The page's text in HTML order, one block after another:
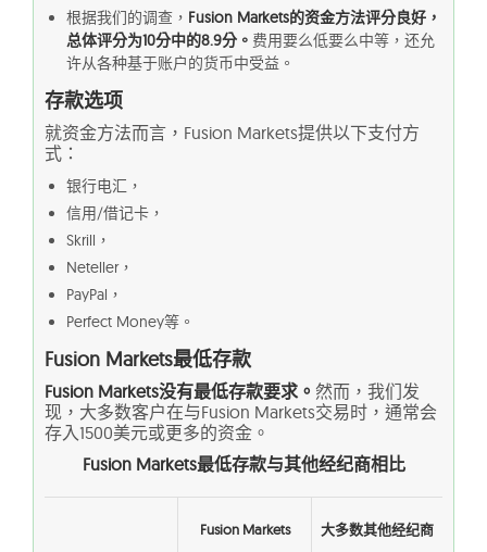
根据我们的调查， Fusion Markets的资金方法评分良好，
总体评分为10分中的8.9分。 费用要么低要么中等，还允
许从各种基于账户的货币中受益。
存款选项
就资金方法而言，Fusion Markets提供以下支付方
式：
银行电汇，
信用/借记卡，
Skrill，
Neteller，
PayPal，
Perfect Money等。
Fusion Markets最低存款
Fusion Markets没有最低存款要求。 然而，我们发
现，大多数客户在与Fusion Markets交易时，通常会
存入1500美元或更多的资金。
Fusion Markets最低存款与其他经纪商相比
Fusion Markets 大多数其他经纪商